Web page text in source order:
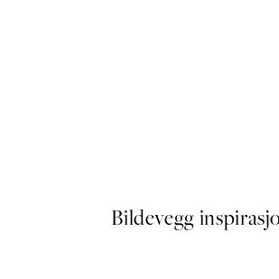
Bildevegg